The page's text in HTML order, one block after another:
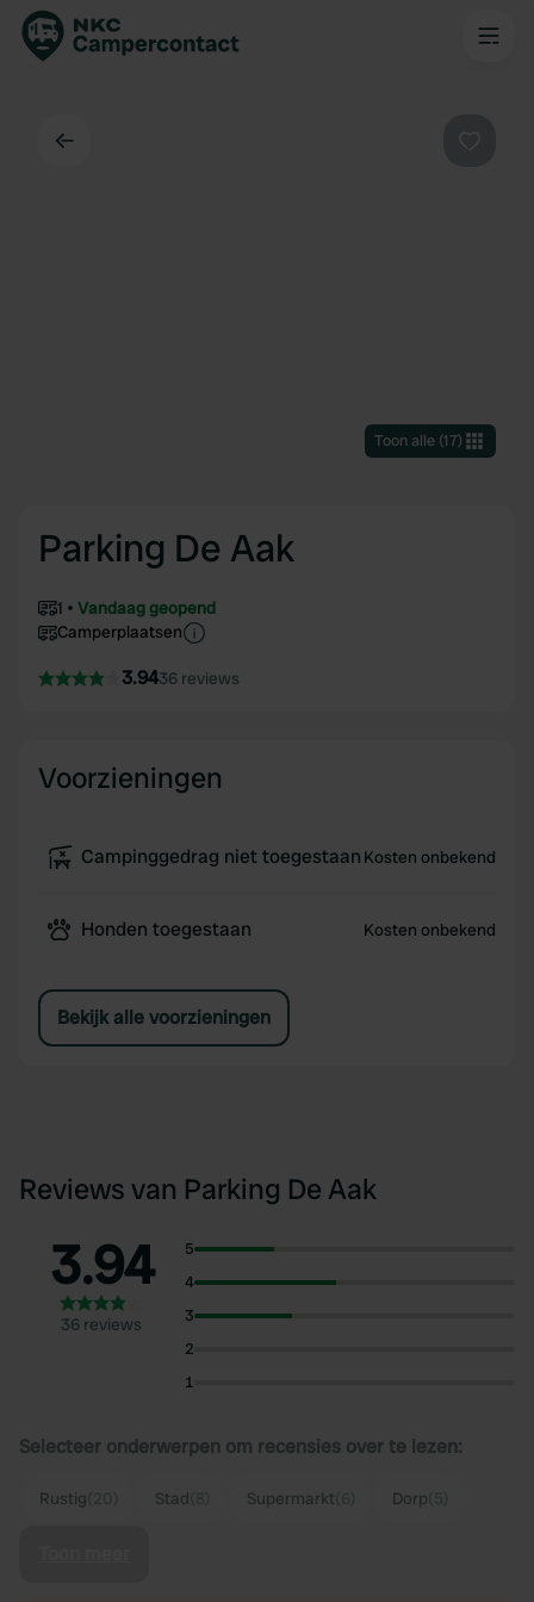
Toon alle(17)
Parking De Aak
1
Vandaag geopend
Camperplaatsen
3.9436 reviews
Voorzieningen
Campinggedrag niet toegestaan Kosten onbekend
Honden toegestaan Kosten onbekend
Bekijk alle voorzieningen
Reviews van Parking De Aak
3.94
36 reviews
5
4
3
2
1
Selecteer onderwerpen om recensies over te lezen:
Rustig Stad Supermarkt Dorp